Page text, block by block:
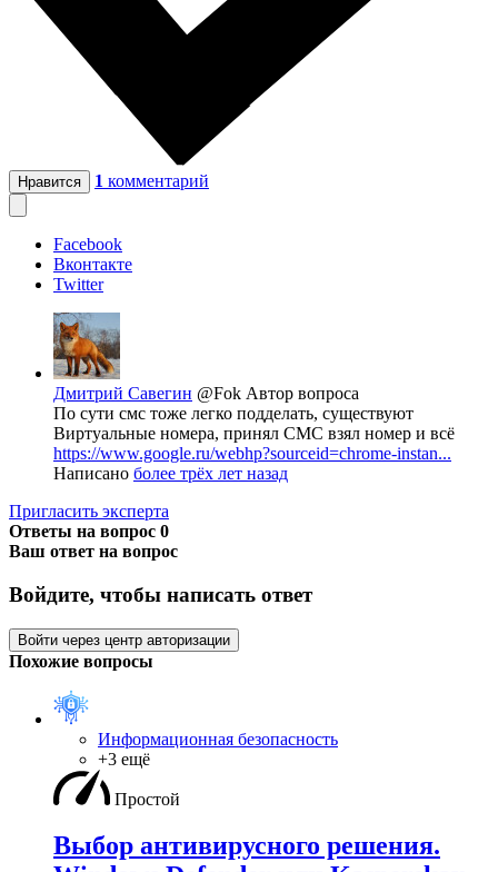
Нравится 1 комментарий
Facebook
Вконтакте
Twitter
Дмитрий Савегин @Fok Автор вопроса
По сути смс тоже легко подделать, существуют
Виртуальные номера, принял СМС взял номер и всё
https://www.google.ru/webhp?sourceid=chrome-instan...
Написано более трёх лет назад
Пригласить эксперта
Ответы на вопрос 0
Ваш ответ на вопрос
Войдите, чтобы написать ответ
Войти через центр авторизации
Похожие вопросы
Информационная безопасность
+3 ещё
Простой
Выбор антивирусного решения.